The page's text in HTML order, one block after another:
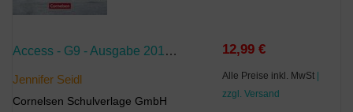
Access - G9 - Ausgabe 2019 - Band 3: 7. Schuljahr
Jennifer Seidl
Cornelsen Schulverlage GmbH
12,99 €
Alle Preise inkl. MwSt |
zzgl. Versand